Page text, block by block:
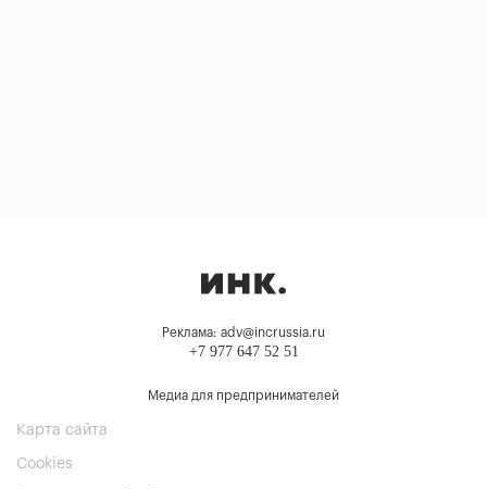
Реклама: adv@incrussia.ru
+7 977 647 52 51
Медиа для предпринимателей
Карта сайта
Cookies